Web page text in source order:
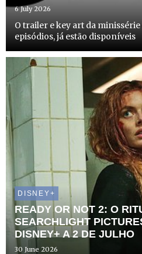
6 July 2026
O trailer e key art da
episódios, já estão disponíveis
DISNEY+
READY OR NOT 2: O
SEARCHLIGHT
DISNEY+ A 2 DE JULHO
30 June 2026